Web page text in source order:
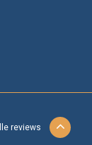
reviews